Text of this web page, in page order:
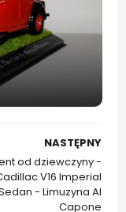
NASTĘPNY
od dziewczyny -
V16 Imperial
- Limuzyna Al
Capone